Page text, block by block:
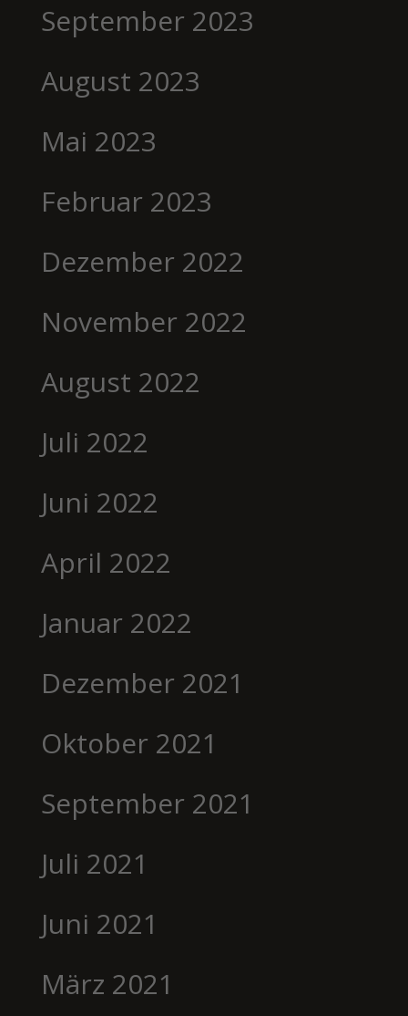
September 2023
August 2023
Mai 2023
Februar 2023
Dezember 2022
November 2022
August 2022
Juli 2022
Juni 2022
April 2022
Januar 2022
Dezember 2021
Oktober 2021
September 2021
Juli 2021
Juni 2021
März 2021